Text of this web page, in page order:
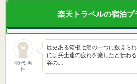
楽天トラベルの宿泊プ
40代 男
性
歴史ある箱根七湯の一つに数えら
には兵士達の疲れを癒したと伝わ
谷の…